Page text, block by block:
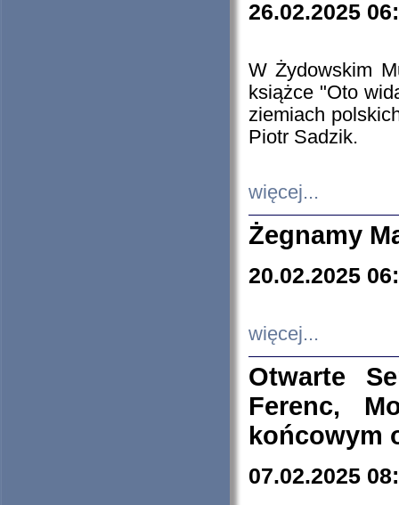
26.02.2025
W Żydowskim
książce "Oto
ziemiach
Piotr Sadzik.
więcej...
Żegnamy
20.02.2025
więcej...
Otwarte
Ferenc,
końcowym
07.02.2025